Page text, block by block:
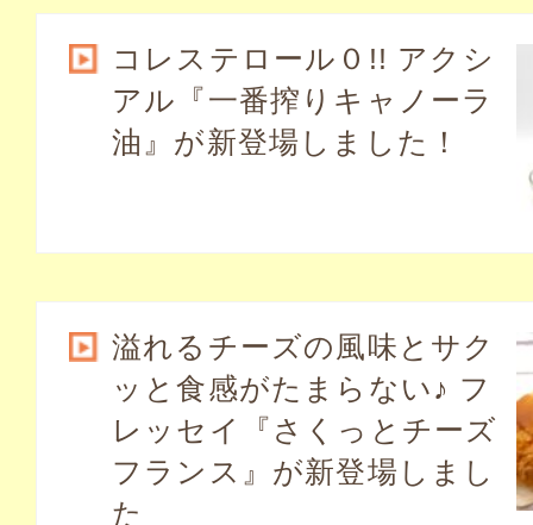
コレステロール０!! アクシ
アル『一番搾りキャノーラ
油』が新登場しました！
溢れるチーズの風味とサク
ッと食感がたまらない♪ フ
レッセイ『さくっとチーズ
フランス』が新登場しまし
た